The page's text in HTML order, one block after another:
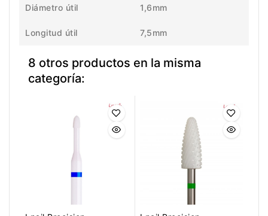
Diámetro útil 1,6mm
Longitud útil 7,5mm
8 otros productos en la misma
categoría: